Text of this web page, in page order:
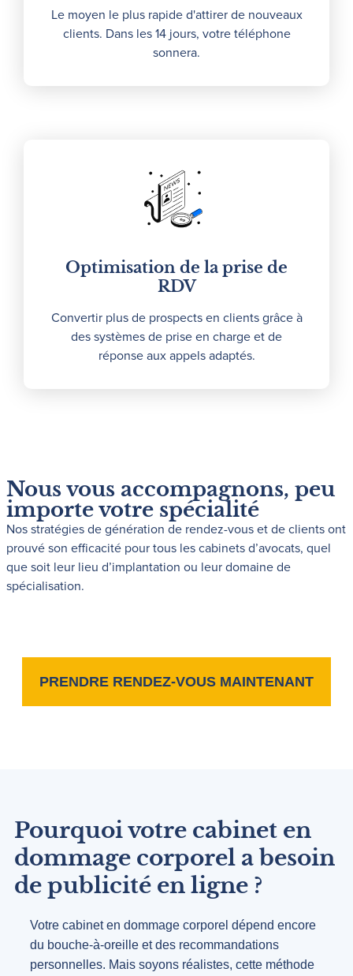
Le moyen le plus rapide d'attirer de nouveaux
clients. Dans les 14 jours, votre téléphone
sonnera.
Optimisation de la prise de
RDV
Convertir plus de prospects en clients grâce à
des systèmes de prise en charge et de
réponse aux appels adaptés.
Nous vous accompagnons, peu
importe votre spécialité
Nos stratégies de génération de rendez-vous et de clients ont
prouvé son efficacité pour tous les cabinets d’avocats, quel
que soit leur lieu d’implantation ou leur domaine de
spécialisation.
PRENDRE RENDEZ-VOUS MAINTENANT
Pourquoi votre cabinet en
dommage corporel a besoin
de publicité en ligne ?
Votre cabinet en dommage corporel dépend encore
du bouche-à-oreille et des recommandations
personnelles. Mais soyons réalistes, cette méthode